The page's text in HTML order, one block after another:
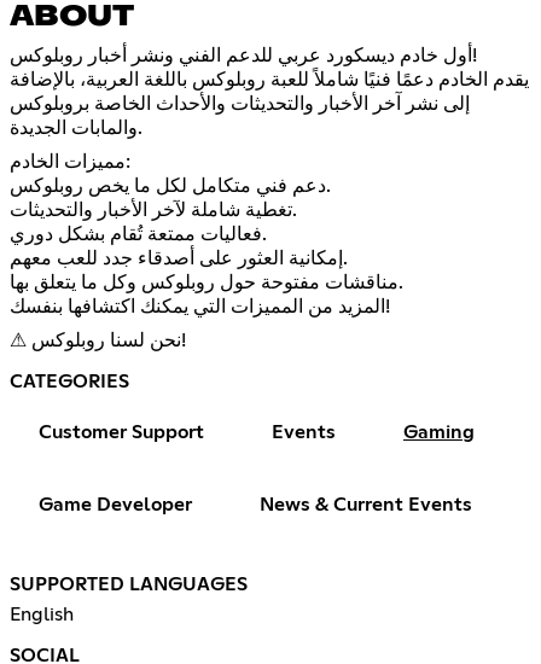
ABOUT
أول خادم ديسكورد عربي للدعم الفني ونشر أخبار روبلوكس!
يقدم الخادم دعمًا فنيًا شاملاً للعبة روبلوكس باللغة العربية، بالإضافة
إلى نشر آخر الأخبار والتحديثات والأحداث الخاصة بروبلوكس
والمابات الجديدة.
مميزات الخادم:
دعم فني متكامل لكل ما يخص روبلوكس.
تغطية شاملة لآخر الأخبار والتحديثات.
فعاليات ممتعة تُقام بشكل دوري.
إمكانية العثور على أصدقاء جدد للعب معهم.
مناقشات مفتوحة حول روبلوكس وكل ما يتعلق بها.
المزيد من المميزات التي يمكنك اكتشافها بنفسك!
⚠ نحن لسنا روبلوكس!
CATEGORIES
Customer Support Events Gaming
Game Developer News & Current Events
SUPPORTED LANGUAGES
English
SOCIAL